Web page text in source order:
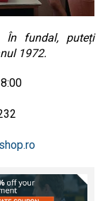
În fundal, puteți
1972.